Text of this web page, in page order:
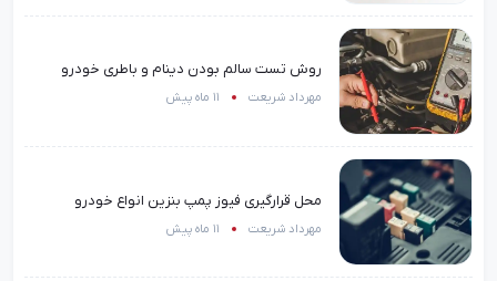
روش تست سالم بودن دینام و باطری خودرو
مهرداد شریعت 11 ماه پیش
محل قرارگیری فیوز پمپ بنزین انواع خودرو
مهرداد شریعت 11 ماه پیش